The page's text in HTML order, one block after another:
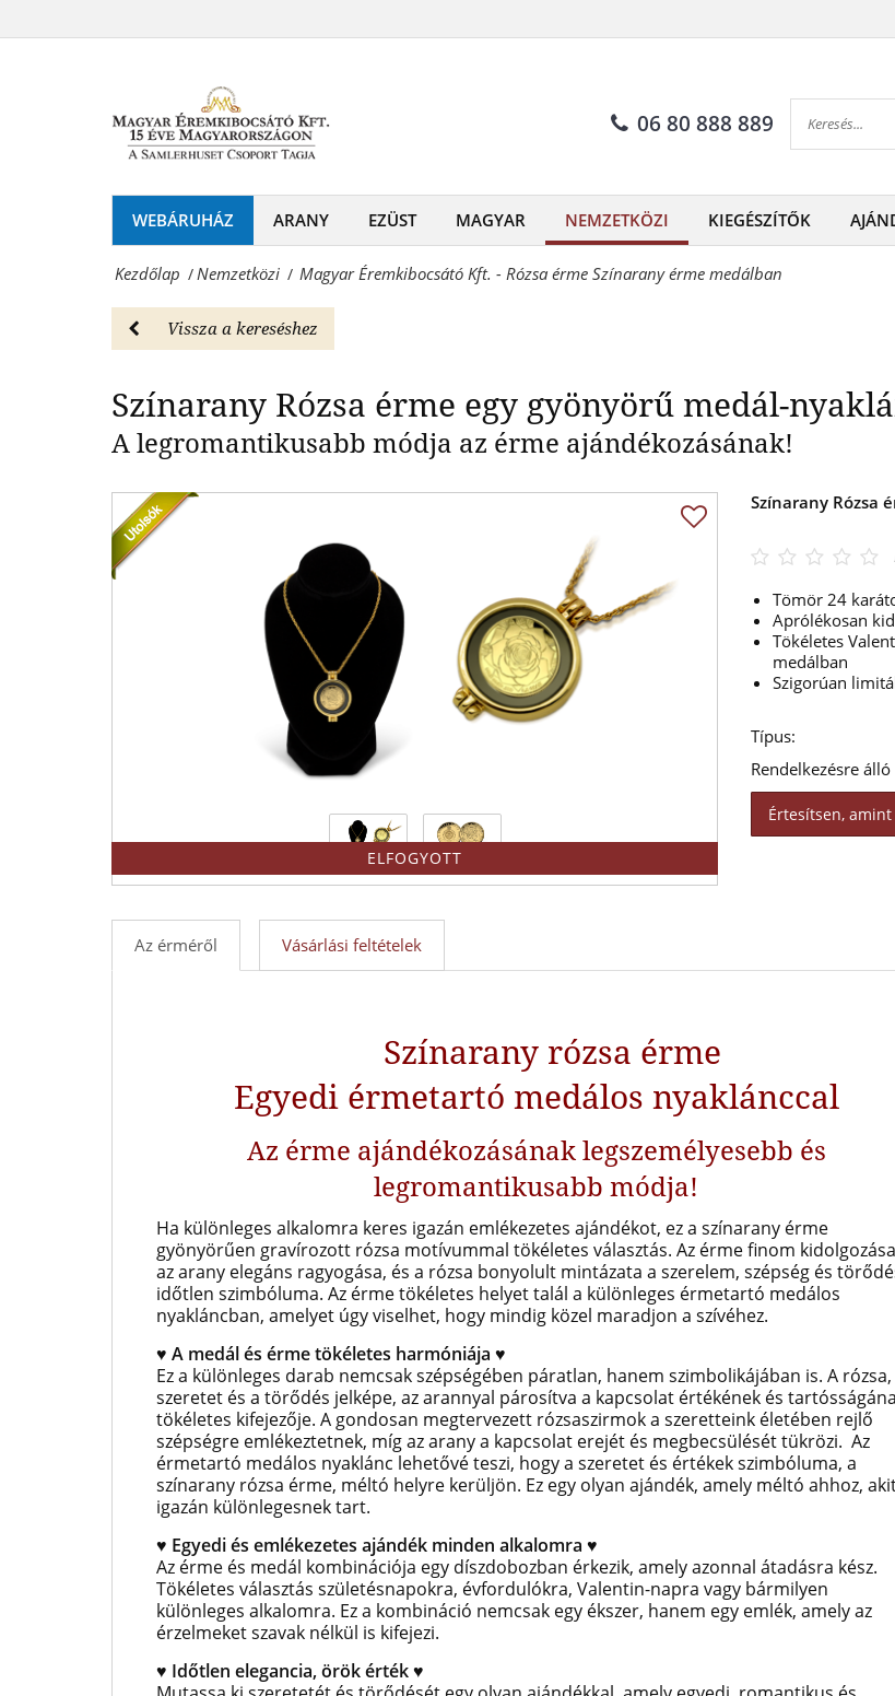
-
érme
Színarany
érme
medálban
Nemzetközi
Magyar
Kft.
06 80 888 889
WEBÁRUHÁZ ARANY EZÜST MAGYAR NEMZETKÖZI KIEGÉSZÍTŐK
Kezdőlap /Nemzetközi / Magyar Éremkibocsátó Kft. - Rózsa érme Színarany érme medálban
Vissza a kereséshez
Színarany Rózsa érme egy gyönyörű medál-
A legromantikusabb módja az érme ajándékozásának!
ELFOGYOTT
Színarany Rózsa
Tömör 24
Aprólékosan
Tökéletes
medálban
Szigorúan
Típus:
Rendelkezésre
Értesítsen,
Az érméről Vásárlási feltételek
Színarany rózsa érme
Egyedi érmetartó medálos nyaklánccal
Az érme ajándékozásának legszemélyesebb és
legromantikusabb módja!
Ha különleges alkalomra keres igazán emlékezetes ajándékot, ez a színarany érme
gyönyörűen gravírozott rózsa motívummal tökéletes választás. Az érme finom
az arany elegáns ragyogása, és a rózsa bonyolult mintázata a szerelem, szépség és
időtlen szimbóluma. Az érme tökéletes helyet talál a különleges érmetartó medálos
nyakláncban, amelyet úgy viselhet, hogy mindig közel maradjon a szívéhez.
♥ A medál és érme tökéletes harmóniája ♥
Ez a különleges darab nemcsak szépségében páratlan, hanem szimbolikájában is. A rózsa,
szeretet és a törődés jelképe, az arannyal párosítva a kapcsolat értékének és
tökéletes kifejezője. A gondosan megtervezett rózsaszirmok a szeretteink életében rejlő
szépségre emlékeztetnek, míg az arany a kapcsolat erejét és megbecsülését tükrözi. Az
érmetartó medálos nyaklánc lehetővé teszi, hogy a szeretet és értékek szimbóluma, a
színarany rózsa érme, méltó helyre kerüljön. Ez egy olyan ajándék, amely méltó ahhoz,
igazán különlegesnek tart.
♥ Egyedi és emlékezetes ajándék minden alkalomra ♥
Az érme és medál kombinációja egy díszdobozban érkezik, amely azonnal átadásra kész.
Tökéletes választás születésnapokra, évfordulókra, Valentin-napra vagy bármilyen
különleges alkalomra. Ez a kombináció nemcsak egy ékszer, hanem egy emlék, amely az
érzelmeket szavak nélkül is kifejezi.
♥ Időtlen elegancia, örök érték ♥
Színarany Rózsa érme egy
Magyar
és
emlékérmek
hivatalos
forgalmazója!